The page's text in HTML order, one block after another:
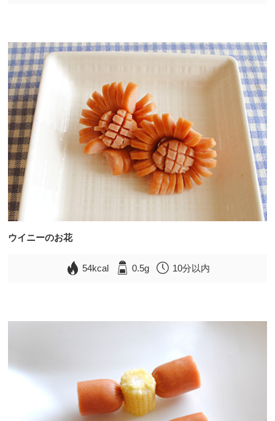
ウイニーのお花
54kcal 0.5g 10分以内